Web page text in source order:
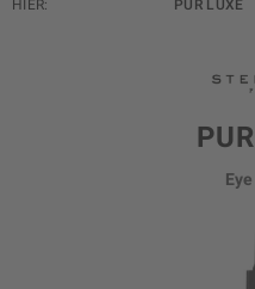
HIER:
PUR LUXE